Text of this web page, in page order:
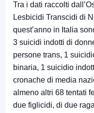
Tra i dati raccolti dall’
Lesbicidi Transcidi di
quest’anno in Italia
3 suicidi indotti di
persone trans, 1
binaria, 1 suicidio
cronache di media
almeno altri 68 tentati
due figlicidi, di due